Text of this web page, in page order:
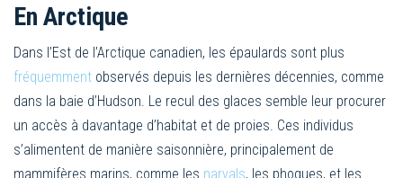
En Arctique
Dans l’Est de l’Arctique canadien, les épaulards sont plus
fréquemment observés depuis les dernières décennies, comme
dans la baie d’Hudson. Le recul des glaces semble leur procurer
un accès à davantage d’habitat et de proies. Ces individus
s’alimentent de manière saisonnière, principalement de
mammifères marins, comme les narvals, les phoques, et les